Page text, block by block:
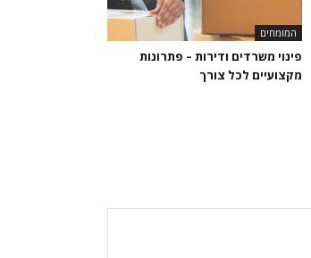
המומחים
פינוי משרדים ודירות – פתרונות
מקצועיים לכל צורך